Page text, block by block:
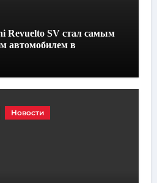
Revuelto SV стал самым
автомобилем в
Новости